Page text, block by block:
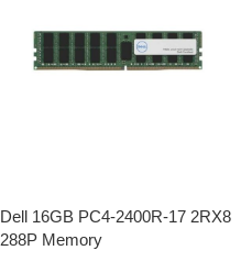
Dell 16GB PC4-2400R-17 2RX8
288P Memory